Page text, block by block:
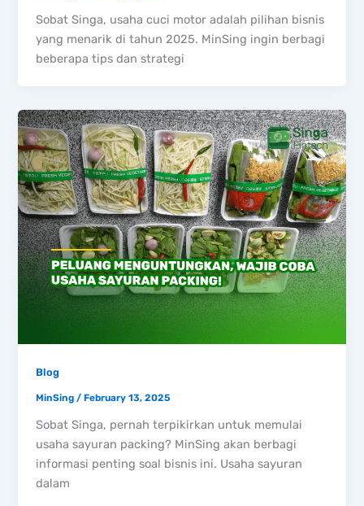
Sobat Singa, usaha cuci motor adalah pilihan bisnis
yang menarik di tahun 2025. MinSing ingin berbagi
beberapa tips dan strategi
Blog
MinSing /February 13, 2025
Sobat Singa, pernah terpikirkan untuk memulai
usaha sayuran packing? MinSing akan berbagi
informasi penting soal bisnis ini. Usaha sayuran
dalam